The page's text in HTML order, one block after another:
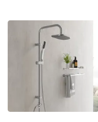
Bianco
Finitura Copri WC
Lucida
Interasse Copri
Caratteristiche
Materiale Bidet
Ceramica